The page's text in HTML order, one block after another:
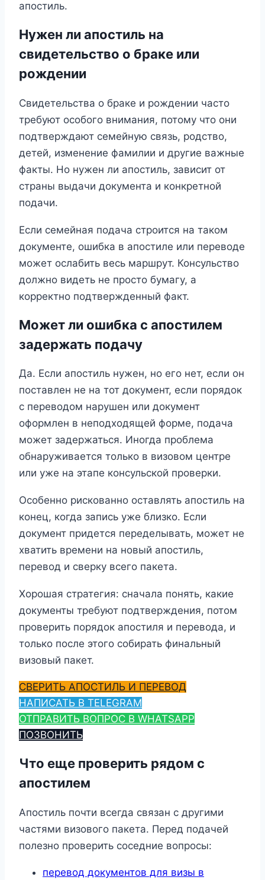
апостиль.
Нужен ли апостиль на
свидетельство о браке или
рождении
Свидетельства о браке и рождении часто
требуют особого внимания, потому что они
подтверждают семейную связь, родство,
детей, изменение фамилии и другие важные
факты. Но нужен ли апостиль, зависит от
страны выдачи документа и конкретной
подачи.
Если семейная подача строится на таком
документе, ошибка в апостиле или переводе
может ослабить весь маршрут. Консульство
должно видеть не просто бумагу, а
корректно подтвержденный факт.
Может ли ошибка с апостилем
задержать подачу
Да. Если апостиль нужен, но его нет, если он
поставлен не на тот документ, если порядок
с переводом нарушен или документ
оформлен в неподходящей форме, подача
может задержаться. Иногда проблема
обнаруживается только в визовом центре
или уже на этапе консульской проверки.
Особенно рискованно оставлять апостиль на
конец, когда запись уже близко. Если
документ придется переделывать, может не
хватить времени на новый апостиль,
перевод и сверку всего пакета.
Хорошая стратегия: сначала понять, какие
документы требуют подтверждения, потом
проверить порядок апостиля и перевода, и
только после этого собирать финальный
визовый пакет.
СВЕРИТЬ АПОСТИЛЬ И ПЕРЕВОД
НАПИСАТЬ В TELEGRAM
ОТПРАВИТЬ ВОПРОС В WHATSAPP
ПОЗВОНИТЬ
Что еще проверить рядом с
апостилем
Апостиль почти всегда связан с другими
частями визового пакета. Перед подачей
полезно проверить соседние вопросы:
перевод документов для визы в